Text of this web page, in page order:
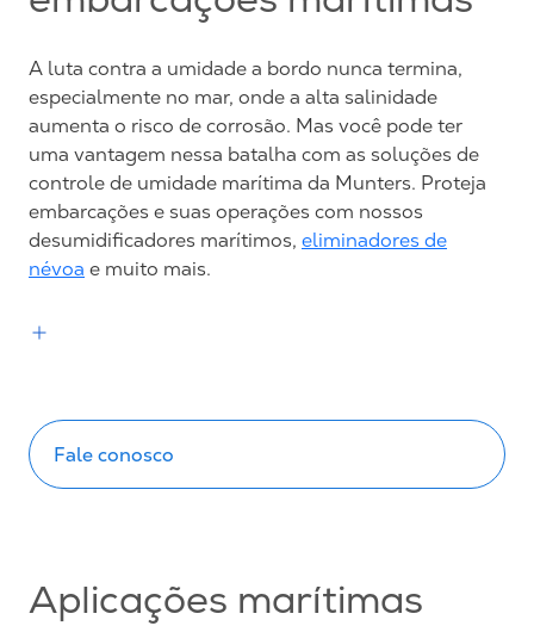
A luta contra a umidade a bordo nunca termina,
especialmente no mar, onde a alta salinidade
aumenta o risco de corrosão. Mas você pode ter
uma vantagem nessa batalha com as soluções de
controle de umidade marítima da Munters. Proteja
embarcações e suas operações com nossos
desumidificadores marítimos, eliminadores de
névoa e muito mais.
Fale conosco
Aplicações marítimas